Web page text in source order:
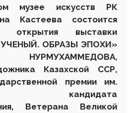
музее искусств РК
Кастеева состоится
открытия выставки
ОБРАЗЫ ЭПОХИ»
НУРМУХАММЕДОВА,
Казахской ССР,
премии им.
кандидата
, Ветерана Великой